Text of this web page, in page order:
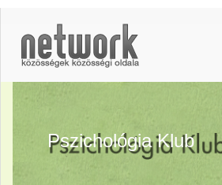
Pszichológia Klub